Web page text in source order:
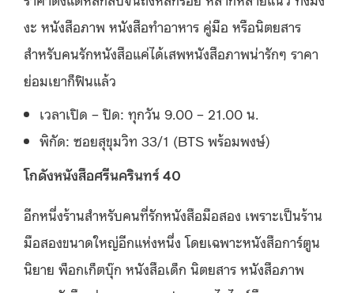
งะ หนังสือภาพ หนังสือทำอาหาร คู่มือ หรือนิตยสาร
สำหรับคนรักหนังสือแค่ได้เสพหนังสือภาพน่ารักๆ ราคา
ย่อมเยาก็ฟินแล้ว
เวลาเปิด – ปิด: ทุกวัน 9.00 – 21.00 น.
พิกัด: ซอยสุขุมวิท 33/1 (BTS พร้อมพงษ์)
โกดังหนังสือศรีนครินทร์ 40
อีกหนึ่งร้านสำหรับคนที่รักหนังสือมือสอง เพราะเป็นร้าน
มือสองขนาดใหญ่อีกแห่งหนึ่ง โดยเฉพาะหนังสือการ์ตูน
นิยาย พ็อกเก็ตบุ๊ก หนังสือเด็ก นิตยสาร หนังสือภาพ